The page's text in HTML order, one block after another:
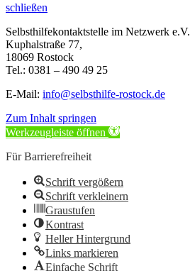
schließen
Selbsthilfekontaktstelle im Netzwerk e.V.
Kuphalstraße 77,
18069 Rostock
Tel.: 0381 – 490 49 25
E-Mail: info@selbsthilfe-rostock.de
Zum Inhalt springen
Werkzeugleiste öffnen
Für Barrierefreiheit
Schrift vergößern
Schrift verkleinern
Graustufen
Kontrast
Heller Hintergrund
Links markieren
Einfache Schrift